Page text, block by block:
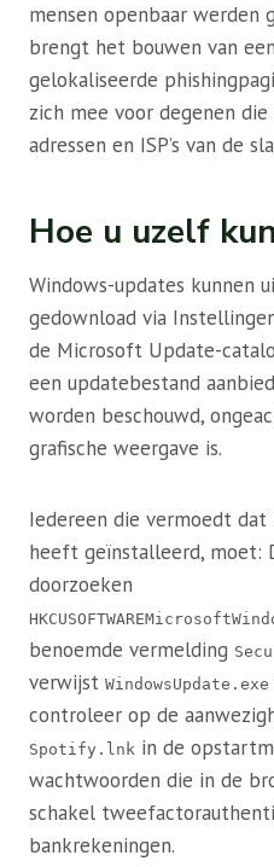
mensen openbaar werden
brengt het bouwen van
gelokaliseerde
zich mee voor degenen
adressen en ISP’s van de
Hoe u uzelf
Windows-updates kunnen
gedownload via
de Microsoft Update-
een updatebestand
worden beschouwd,
grafische weergave is.
Iedereen die vermoedt
heeft geïnstalleerd, moet:
doorzoeken
benoemde vermelding
verwijst WindowsUpdate.exe
controleer op de
Spotify.lnk in de
wachtwoorden die in de
schakel
bankrekeningen.